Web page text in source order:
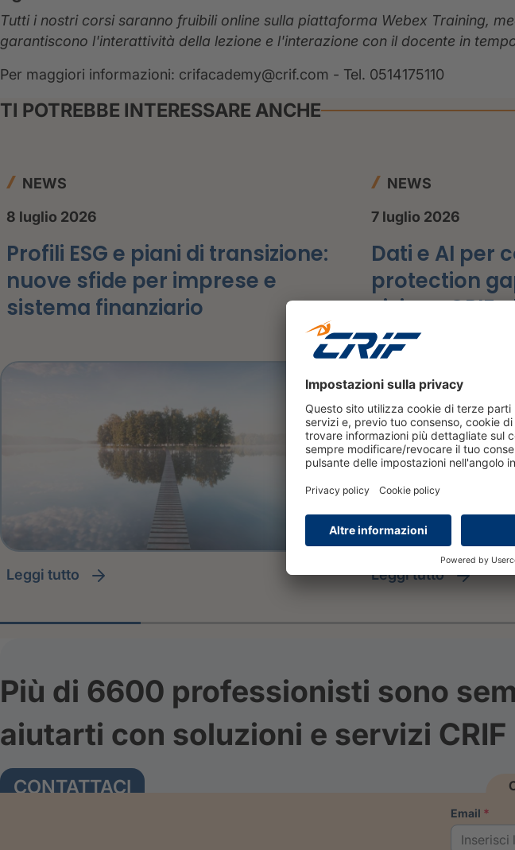
Tutti i nostri corsi saranno fruibili online sulla piattaforma Webex Training,
garantiscono l'interattività della lezione e l'interazione con il docente in
Per maggiori informazioni: crifacademy@crif.com - Tel. 0514175110
TI POTREBBE INTERESSARE ANCHE
NEWS
8 luglio 2026
Profili ESG e piani di transizione:
nuove sfide per imprese e
sistema finanziario
leggi tutto
NEWS
7 luglio 2026
Dati e AI per
protection
visione CRIF
2026
leggi tutto
Più di 6600 professionisti sono
aiutarti con soluzioni e servizi CRIF
CONTATTACI
email